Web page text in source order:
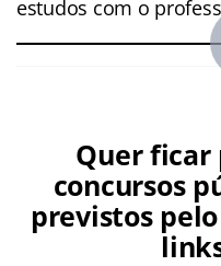
estudos com o
Quer ficar
concursos
previstos